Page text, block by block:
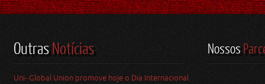
OutrasNotícias
Uni- Global Union promove hoje o Dia Internacional
Nossos